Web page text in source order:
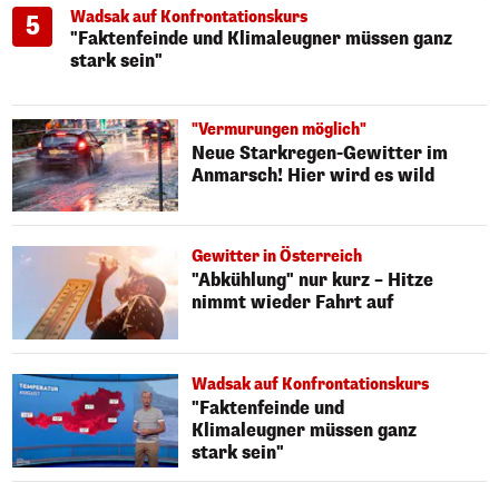
5 Wadsak auf Konfrontationskurs
"Faktenfeinde und Klimaleugner müssen ganz
stark sein"
"Vermurungen möglich"
Neue Starkregen-Gewitter im
Anmarsch! Hier wird es wild
Gewitter in Österreich
"Abkühlung" nur kurz – Hitze
nimmt wieder Fahrt auf
Wadsak auf Konfrontationskurs
"Faktenfeinde und
Klimaleugner müssen ganz
stark sein"